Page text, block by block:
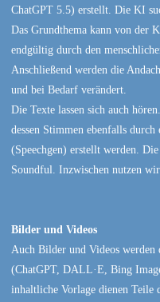
ChatGPT 5.5) erstellt. Die KI
Das Grundthema kann von der
endgültig durch den
Anschließend werden die
und bei Bedarf verändert.
Die Texte lassen sich auch
dessen Stimmen ebenfalls
(Speechgen) erstellt werden.
Soundful. Inzwischen nutzen wir
Bilder und Videos
Auch Bilder und Videos
(ChatGPT, DALL·E, Bing
inhaltliche Vorlage dienen Teile